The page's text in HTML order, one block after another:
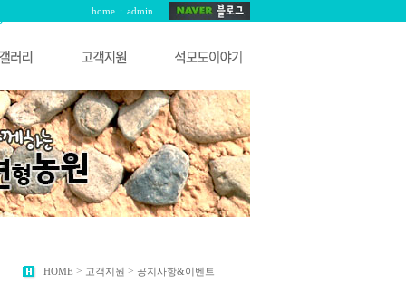
home : admin
HOME > 고객지원 > 공지사항&이벤트